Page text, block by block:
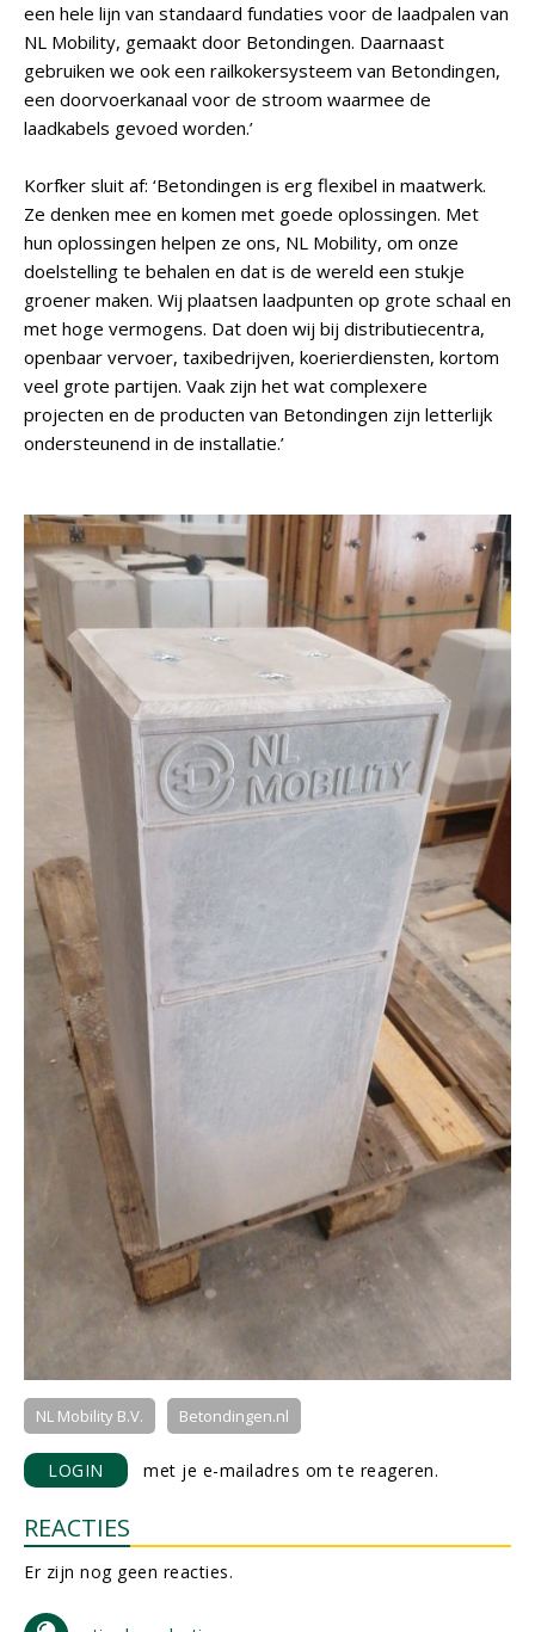
een hele lijn van standaard fundaties voor de laadpalen van
NL Mobility, gemaakt door Betondingen. Daarnaast
gebruiken we ook een railkokersysteem van Betondingen,
een doorvoerkanaal voor de stroom waarmee de
laadkabels gevoed worden.’
Korfker sluit af: ‘Betondingen is erg flexibel in maatwerk.
Ze denken mee en komen met goede oplossingen. Met
hun oplossingen helpen ze ons, NL Mobility, om onze
doelstelling te behalen en dat is de wereld een stukje
groener maken. Wij plaatsen laadpunten op grote schaal en
met hoge vermogens. Dat doen wij bij distributiecentra,
openbaar vervoer, taxibedrijven, koerierdiensten, kortom
veel grote partijen. Vaak zijn het wat complexere
projecten en de producten van Betondingen zijn letterlijk
ondersteunend in de installatie.’
NL Mobility B.V. Betondingen.nl
LOGIN met je e-mailadres om te reageren.
REACTIES
Er zijn nog geen reacties.